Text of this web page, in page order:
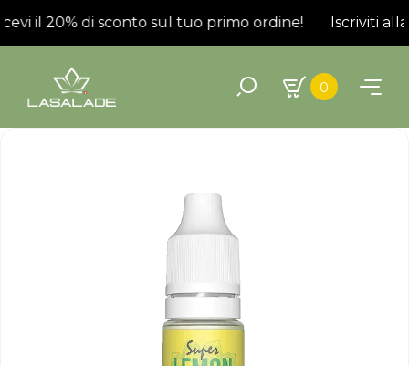
il 20% di sconto sul tuo primo ordine! Iscriviti
0